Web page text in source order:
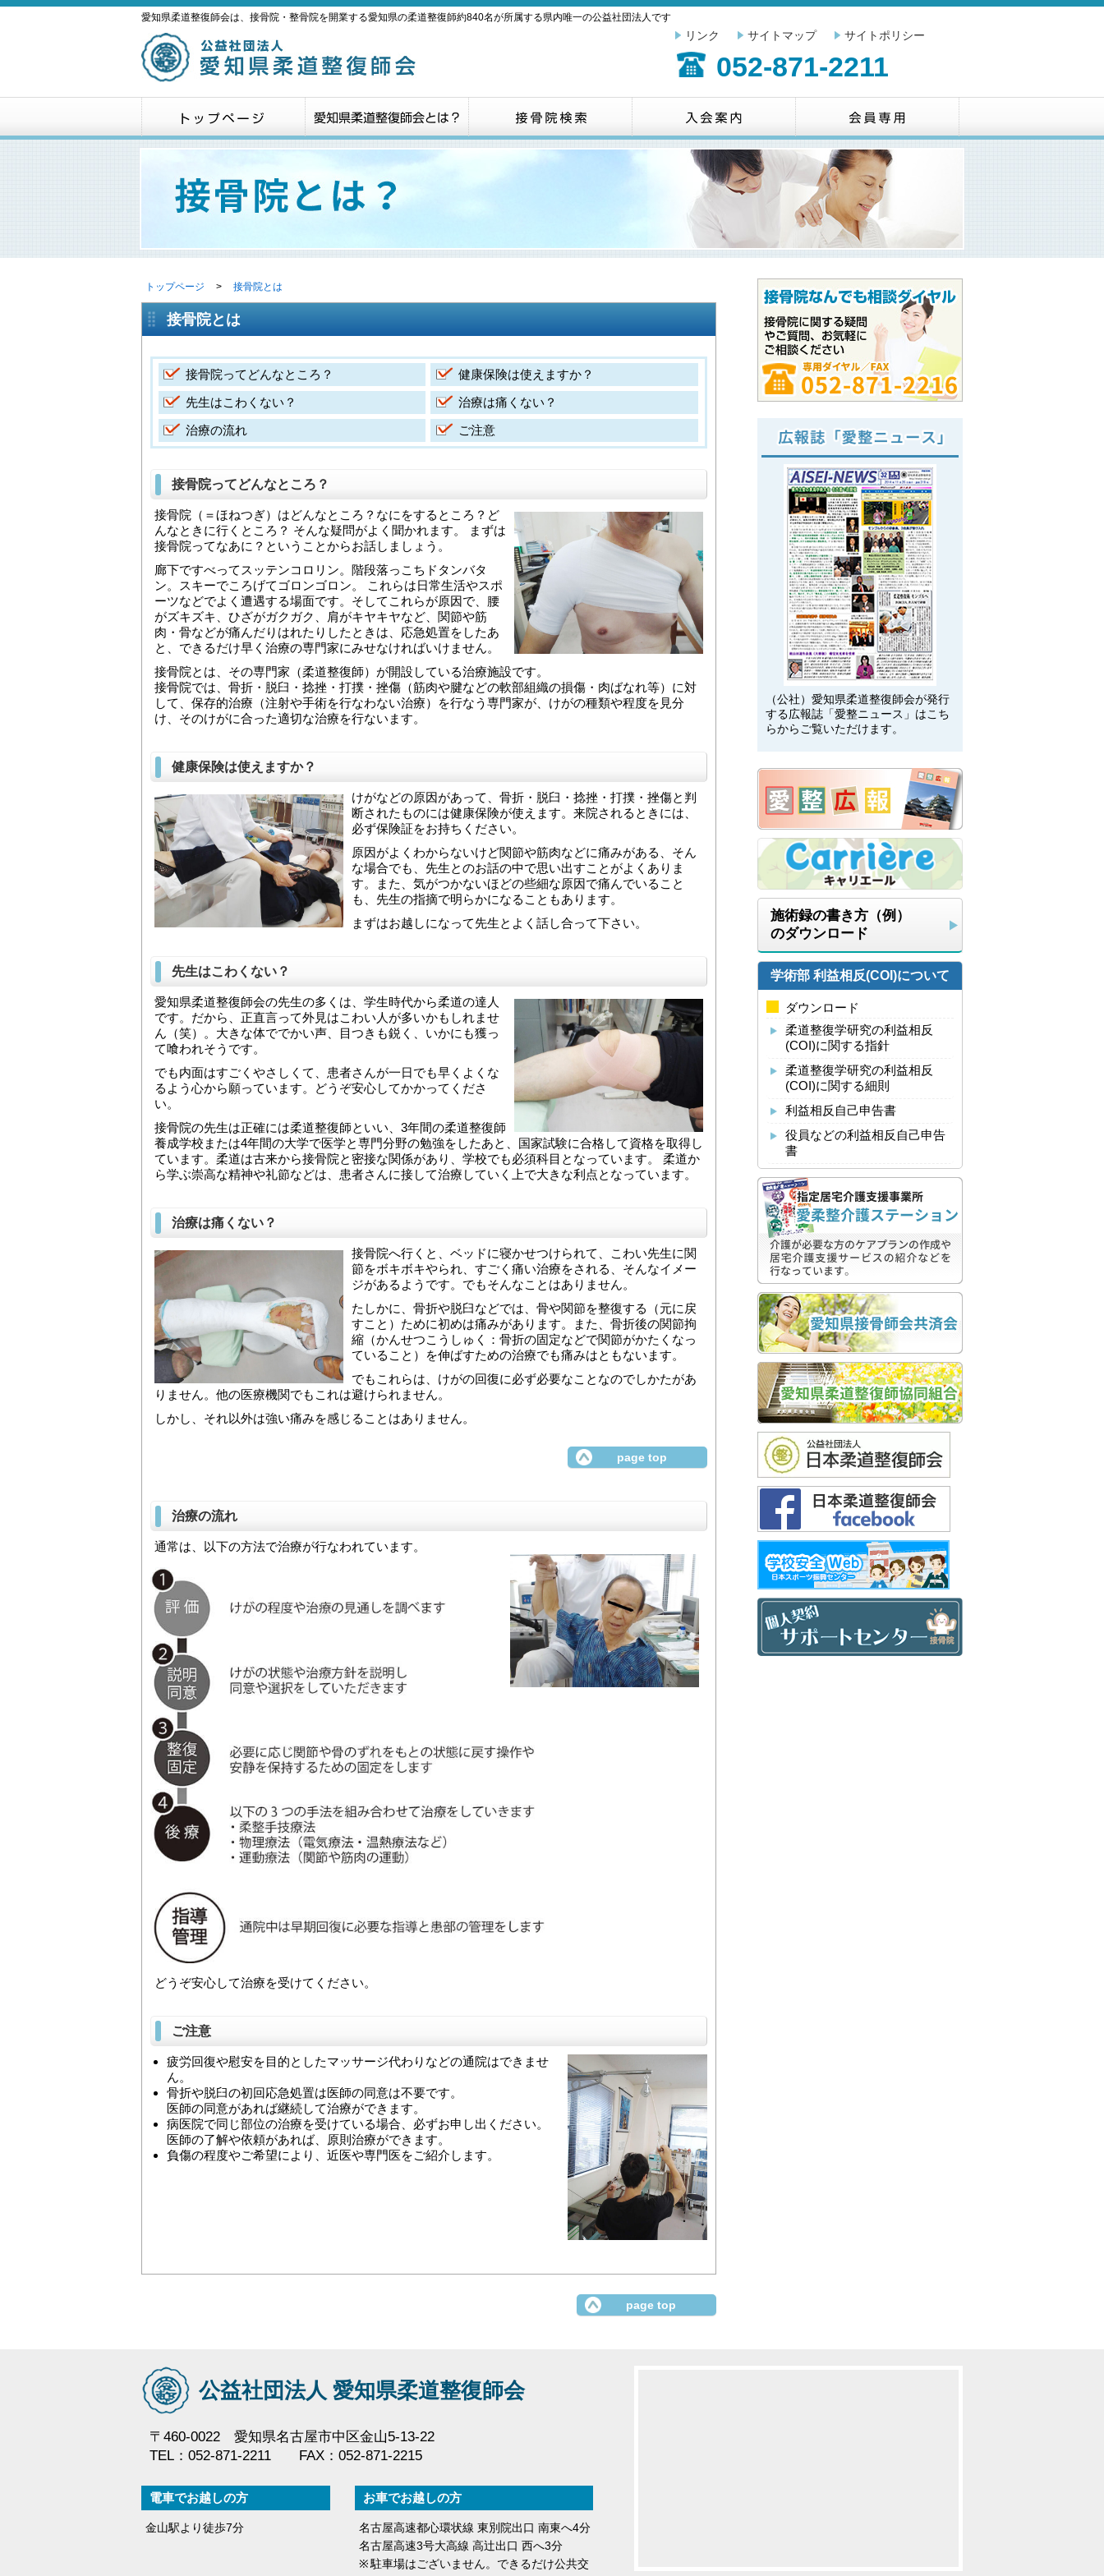
愛知県柔道整復師会は、接骨院・整骨院を開業する愛知県の柔道整復師約840名が所属する県内唯一の公益社団法人です
リンク サイトマップ サイトポリシー
052-871-2211
トップページ > 接骨院とは
接骨院とは
接骨院ってどんなところ？
健康保険は使えますか？
先生はこわくない？
治療は痛くない？
治療の流れ
ご注意
接骨院ってどんなところ？
接骨院（＝ほねつぎ）はどんなところ？なにをするところ？ど
んなときに行くところ？ そんな疑問がよく聞かれます。 まずは
接骨院ってなあに？ということからお話しましょう。
廊下ですべってスッテンコロリン。階段落っこちドタンバタ
ン。スキーでころげてゴロンゴロン。 これらは日常生活やスポ
ーツなどでよく遭遇する場面です。そしてこれらが原因で、腰
がズキズキ、ひざがガクガク、肩がキヤキヤなど、関節や筋
肉・骨などが痛んだりはれたりしたときは、応急処置をしたあ
と、できるだけ早く治療の専門家にみせなければいけません。
接骨院とは、その専門家（柔道整復師）が開設している治療施設です。
接骨院では、骨折・脱臼・捻挫・打撲・挫傷（筋肉や腱などの軟部組織の損傷・肉ばなれ等）に対
して、保存的治療（注射や手術を行なわない治療）を行なう専門家が、けがの種類や程度を見分
け、そのけがに合った適切な治療を行ないます。
健康保険は使えますか？
けがなどの原因があって、骨折・脱臼・捻挫・打撲・挫傷と判
断されたものには健康保険が使えます。来院されるときには、
必ず保険証をお持ちください。
原因がよくわからないけど関節や筋肉などに痛みがある、そん
な場合でも、先生とのお話の中で思い出すことがよくありま
す。また、気がつかないほどの些細な原因で痛んでいること
も、先生の指摘で明らかになることもあります。
まずはお越しになって先生とよく話し合って下さい。
先生はこわくない？
愛知県柔道整復師会の先生の多くは、学生時代から柔道の達人
です。だから、正直言って外見はこわい人が多いかもしれませ
ん（笑）。大きな体ででかい声、目つきも鋭く、いかにも獲っ
て喰われそうです。
でも内面はすごくやさしくて、患者さんが一日でも早くよくな
るよう心から願っています。どうぞ安心してかかってくださ
い。
接骨院の先生は正確には柔道整復師といい、3年間の柔道整復師
養成学校または4年間の大学で医学と専門分野の勉強をしたあと、国家試験に合格して資格を取得し
ています。柔道は古来から接骨院と密接な関係があり、学校でも必須科目となっています。 柔道か
ら学ぶ崇高な精神や礼節などは、患者さんに接して治療していく上で大きな利点となっています。
治療は痛くない？
接骨院へ行くと、ベッドに寝かせつけられて、こわい先生に関
節をボキボキやられ、すごく痛い治療をされる、そんなイメー
ジがあるようです。でもそんなことはありません。
たしかに、骨折や脱臼などでは、骨や関節を整復する（元に戻
すこと）ために初めは痛みがあります。また、骨折後の関節拘
縮（かんせつこうしゅく：骨折の固定などで関節がかたくなっ
ていること）を伸ばすための治療でも痛みはともないます。
でもこれらは、けがの回復に必ず必要なことなのでしかたがあ
りません。他の医療機関でもこれは避けられません。
しかし、それ以外は強い痛みを感じることはありません。
page top
治療の流れ
通常は、以下の方法で治療が行なわれています。
どうぞ安心して治療を受けてください。
ご注意
疲労回復や慰安を目的としたマッサージ代わりなどの通院はできませ
ん。
骨折や脱臼の初回応急処置は医師の同意は不要です。
医師の同意があれば継続して治療ができます。
病医院で同じ部位の治療を受けている場合、必ずお申し出ください。
医師の了解や依頼があれば、原則治療ができます。
負傷の程度やご希望により、近医や専門医をご紹介します。
page top
（公社）愛知県柔道整復師会が発行
する広報誌「愛整ニュース」はこち
らからご覧いただけます。
施術録の書き方（例）
のダウンロード
学術部 利益相反(COI)について
ダウンロード
柔道整復学研究の利益相反
(COI)に関する指針
柔道整復学研究の利益相反
(COI)に関する細則
利益相反自己申告書
役員などの利益相反自己申告
書
公益社団法人 愛知県柔道整復師会
〒460-0022 愛知県名古屋市中区金山5-13-22
TEL：052-871-2211 FAX：052-871-2215
電車でお越しの方
金山駅より徒歩7分
お車でお越しの方
名古屋高速都心環状線 東別院出口 南東へ4分
名古屋高速3号大高線 高辻出口 西へ3分
駐車場はございません。できるだけ公共交